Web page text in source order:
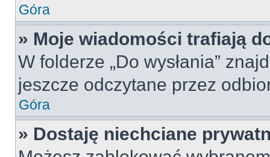
Góra
» Moje wiadomości trafiają
W folderze „Do wysłania”
jeszcze odczytane przez
Góra
» Dostaję niechciane